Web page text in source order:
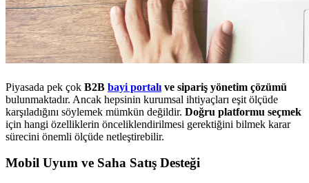
Piyasada pek çok B2B bayi portalı ve sipariş yönetim çözümü
bulunmaktadır. Ancak hepsinin kurumsal ihtiyaçları eşit ölçüde
karşıladığını söylemek mümkün değildir. Doğru platformu seçmek
için hangi özelliklerin önceliklendirilmesi gerektiğini bilmek karar
sürecini önemli ölçüde netleştirebilir.
Mobil Uyum ve Saha Satış Desteği